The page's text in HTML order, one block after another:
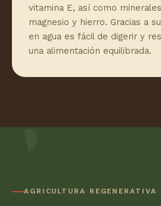
vitamina E, así como
magnesio y hierro. Gracias a
en agua es fácil de digerir y
una alimentación equilibrada.
AGRICULTURA REGENERATIVA